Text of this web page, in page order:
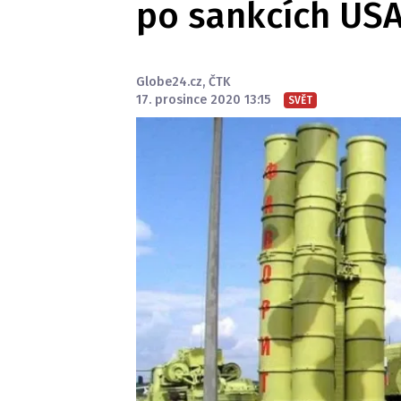
po sankcích
Globe24.cz, ČTK
17. prosince 2020 13:15
SVĚT